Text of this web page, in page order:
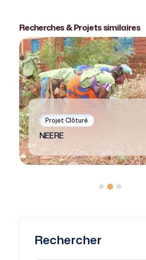
Recherches & Projets similaires
Projet Clôturé
NEERE
Rechercher